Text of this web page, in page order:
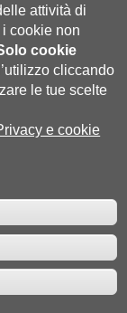
bancarie|Caselle
il Pubblico Tel.
10.30)
attività di
cookie non
cookie
cliccando
le tue scelte
e cookie